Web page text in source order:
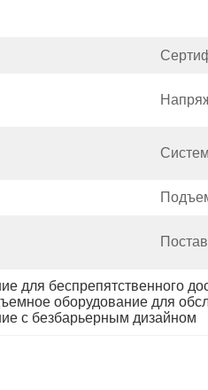
для беспрепятственного
оборудование для
с безбарьерным дизайном